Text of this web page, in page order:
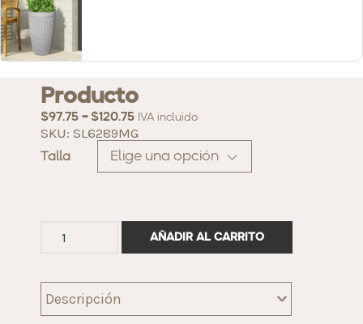
Producto
$97.75 - $120.75 IVA incluido
SKU: SL6289MG
Talla
AÑADIR AL CARRITO
Descripción